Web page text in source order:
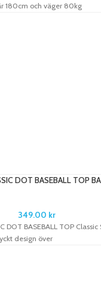
180cm och väger 80kg
DOT BASEBALL TOP
349.00 kr
DOT BASEBALL TOP
design över